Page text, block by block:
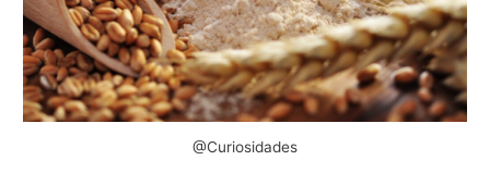
@Curiosidades